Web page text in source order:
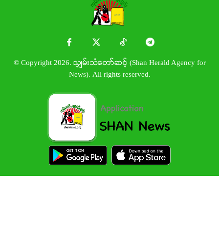
© Copyright 2026. သျှမ်းသံတော်ဆင့် (Shan Herald Agency for
News). All rights reserved.